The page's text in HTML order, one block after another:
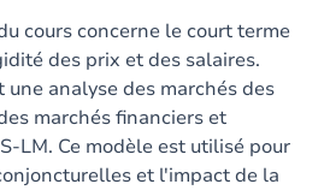
cours concerne le court terme
des prix et des salaires.
analyse des marchés des
marchés financiers et
LM. Ce modèle est utilisé pour
et l'impact de la